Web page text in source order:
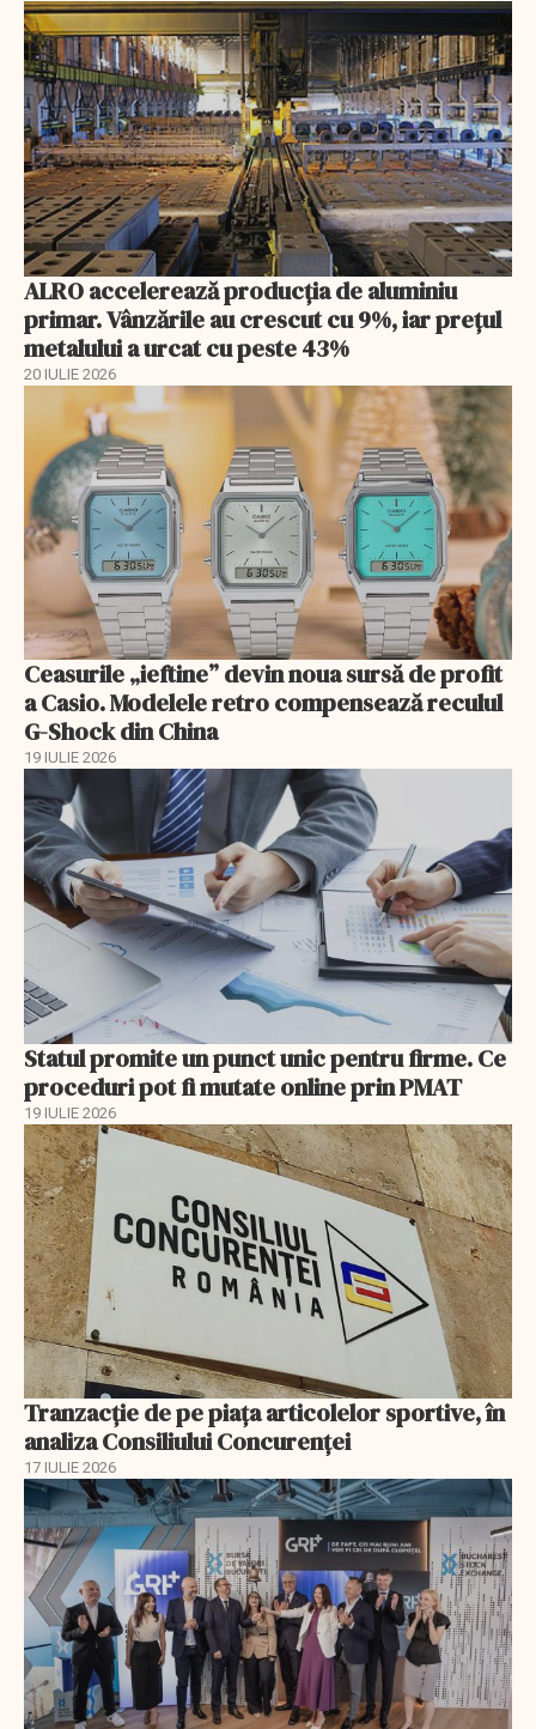
ALRO accelerează producția de aluminiu
primar. Vânzările au crescut cu 9%, iar prețul
metalului a urcat cu peste 43%
20 IULIE 2026
Ceasurile „ieftine” devin noua sursă de profit
a Casio. Modelele retro compensează reculul
G-Shock din China
19 IULIE 2026
Statul promite un punct unic pentru firme. Ce
proceduri pot fi mutate online prin PMAT
19 IULIE 2026
Tranzacție de pe piața articolelor sportive, în
analiza Consiliului Concurenţei
17 IULIE 2026